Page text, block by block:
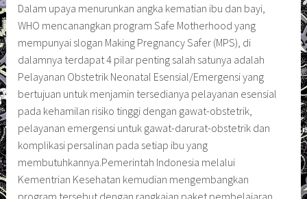
Dalam upaya menurunkan angka kematian ibu dan bayi,
WHO mencanangkan program Safe Motherhood yang
mempunyai slogan Making Pregnancy Safer (MPS), di
dalamnya terdapat 4 pilar penting salah satunya adalah
Pelayanan Obstetrik Neonatal Esensial/Emergensi yang
bertujuan untuk menjamin tersedianya pelayanan esensial
pada kehamilan risiko tinggi dengan gawat-obstetrik,
pelayanan emergensi untuk gawat-darurat-obstetrik dan
komplikasi persalinan pada setiap ibu yang
membutuhkannya.Pemerintah Indonesia melalui
Kementrian Kesehatan kemudian mengembangkan
program tersebut dengan rangkaian paket pembelajaran